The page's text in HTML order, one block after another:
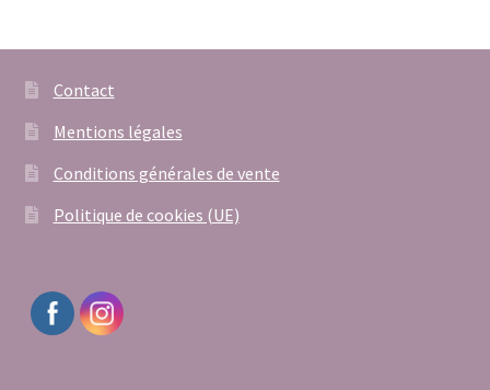
Contact
Mentions légales
Conditions générales de vente
Politique de cookies (UE)